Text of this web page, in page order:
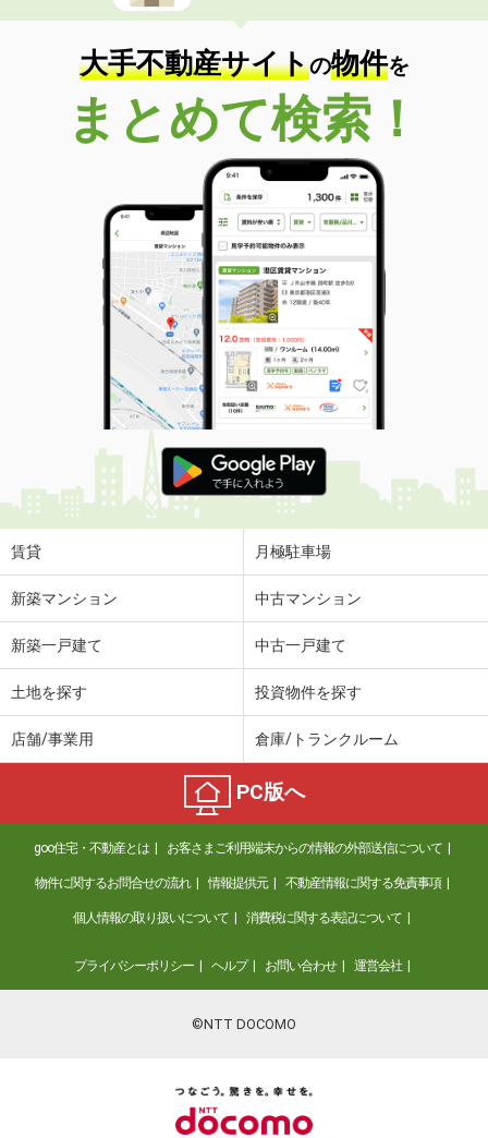
大手不動産サイトの物件を
まとめて検索！
賃貸 月極駐車場
新築マンション 中古マンション
新築一戸建て 中古一戸建て
土地を探す 投資物件を探す
店舗/事業用 倉庫/トランクルーム
PC版へ
goo住宅・不動産とは お客さまご利用端末からの情報の外部送信について
物件に関するお問合せの流れ 情報提供元 不動産情報に関する免責事項
個人情報の取り扱いについて 消費税に関する表記について
プライバシーポリシー ヘルプ お問い合わせ 運営会社
©NTT DOCOMO